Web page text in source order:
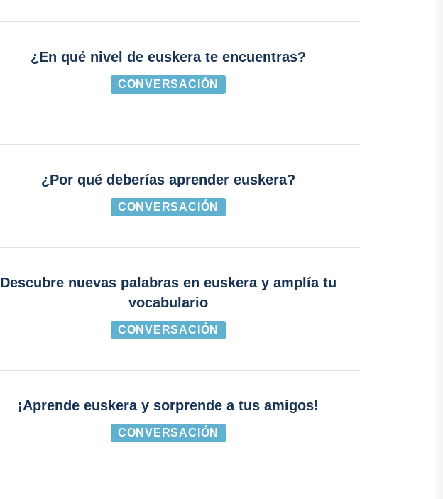
¿En qué nivel de euskera te encuentras?
CONVERSACIÓN
¿Por qué deberías aprender euskera?
CONVERSACIÓN
Descubre nuevas palabras en euskera y amplía tu
vocabulario
CONVERSACIÓN
¡Aprende euskera y sorprende a tus amigos!
CONVERSACIÓN